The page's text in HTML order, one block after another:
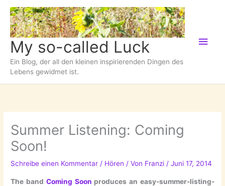
Zum
Inhalt
springen
My so-called Luck
Ein Blog, der all den kleinen inspirierenden Dingen des
Lebens gewidmet ist.
Summer Listening: Coming
Soon!
Schreibe einen Kommentar / Hören / Von Franzi/Juni 17, 2014
The band Coming Soon produces an easy-summer-listing-